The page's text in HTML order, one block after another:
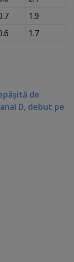
1.9
1.7
de
D, debut pe